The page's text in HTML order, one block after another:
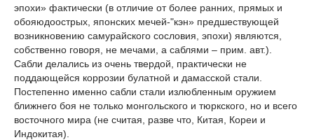
эпохи» фактически (в отличие от более ранних, прямых и
обояюдоострых, японских мечей-"кэн» предшествующей
возникновению самурайского сословия, эпохи) являются,
собственно говоря, не мечами, а саблями – прим. авт.).
Сабли делались из очень твердой, практически не
поддающейся коррозии булатной и дамасской стали.
Постепенно именно сабли стали излюбленным оружием
ближнего боя не только монгольского и тюркского, но и всего
восточного мира (не считая, разве что, Китая, Кореи и
Индокитая).